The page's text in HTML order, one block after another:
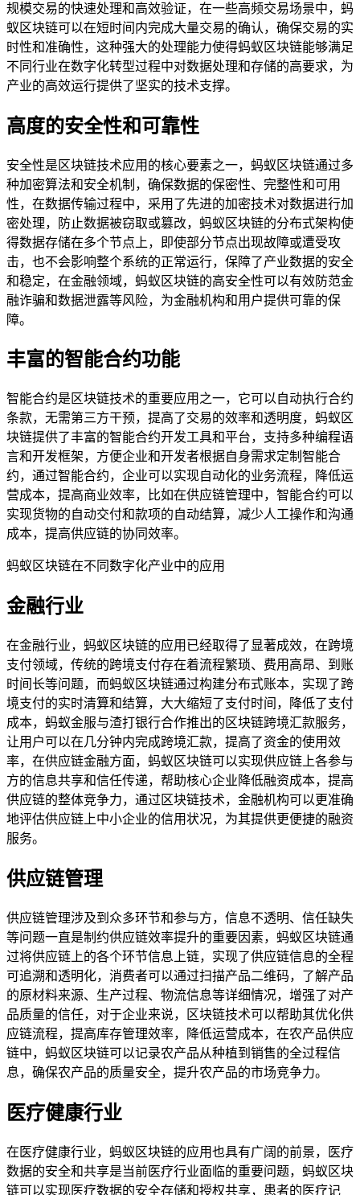
规模交易的快速处理和高效验证，在一些高频交易场景中，蚂
蚁区块链可以在短时间内完成大量交易的确认，确保交易的实
时性和准确性，这种强大的处理能力使得蚂蚁区块链能够满足
不同行业在数字化转型过程中对数据处理和存储的高要求，为
产业的高效运行提供了坚实的技术支撑。
高度的安全性和可靠性
安全性是区块链技术应用的核心要素之一，蚂蚁区块链通过多
种加密算法和安全机制，确保数据的保密性、完整性和可用
性，在数据传输过程中，采用了先进的加密技术对数据进行加
密处理，防止数据被窃取或篡改，蚂蚁区块链的分布式架构使
得数据存储在多个节点上，即使部分节点出现故障或遭受攻
击，也不会影响整个系统的正常运行，保障了产业数据的安全
和稳定，在金融领域，蚂蚁区块链的高安全性可以有效防范金
融诈骗和数据泄露等风险，为金融机构和用户提供可靠的保
障。
丰富的智能合约功能
智能合约是区块链技术的重要应用之一，它可以自动执行合约
条款，无需第三方干预，提高了交易的效率和透明度，蚂蚁区
块链提供了丰富的智能合约开发工具和平台，支持多种编程语
言和开发框架，方便企业和开发者根据自身需求定制智能合
约，通过智能合约，企业可以实现自动化的业务流程，降低运
营成本，提高商业效率，比如在供应链管理中，智能合约可以
实现货物的自动交付和款项的自动结算，减少人工操作和沟通
成本，提高供应链的协同效率。
蚂蚁区块链在不同数字化产业中的应用
金融行业
在金融行业，蚂蚁区块链的应用已经取得了显著成效，在跨境
支付领域，传统的跨境支付存在着流程繁琐、费用高昂、到账
时间长等问题，而蚂蚁区块链通过构建分布式账本，实现了跨
境支付的实时清算和结算，大大缩短了支付时间，降低了支付
成本，蚂蚁金服与渣打银行合作推出的区块链跨境汇款服务，
让用户可以在几分钟内完成跨境汇款，提高了资金的使用效
率，在供应链金融方面，蚂蚁区块链可以实现供应链上各参与
方的信息共享和信任传递，帮助核心企业降低融资成本，提高
供应链的整体竞争力，通过区块链技术，金融机构可以更准确
地评估供应链上中小企业的信用状况，为其提供更便捷的融资
服务。
供应链管理
供应链管理涉及到众多环节和参与方，信息不透明、信任缺失
等问题一直是制约供应链效率提升的重要因素，蚂蚁区块链通
过将供应链上的各个环节信息上链，实现了供应链信息的全程
可追溯和透明化，消费者可以通过扫描产品二维码，了解产品
的原材料来源、生产过程、物流信息等详细情况，增强了对产
品质量的信任，对于企业来说，区块链技术可以帮助其优化供
应链流程，提高库存管理效率，降低运营成本，在农产品供应
链中，蚂蚁区块链可以记录农产品从种植到销售的全过程信
息，确保农产品的质量安全，提升农产品的市场竞争力。
医疗健康行业
在医疗健康行业，蚂蚁区块链的应用也具有广阔的前景，医疗
数据的安全和共享是当前医疗行业面临的重要问题，蚂蚁区块
链可以实现医疗数据的安全存储和授权共享，患者的医疗记